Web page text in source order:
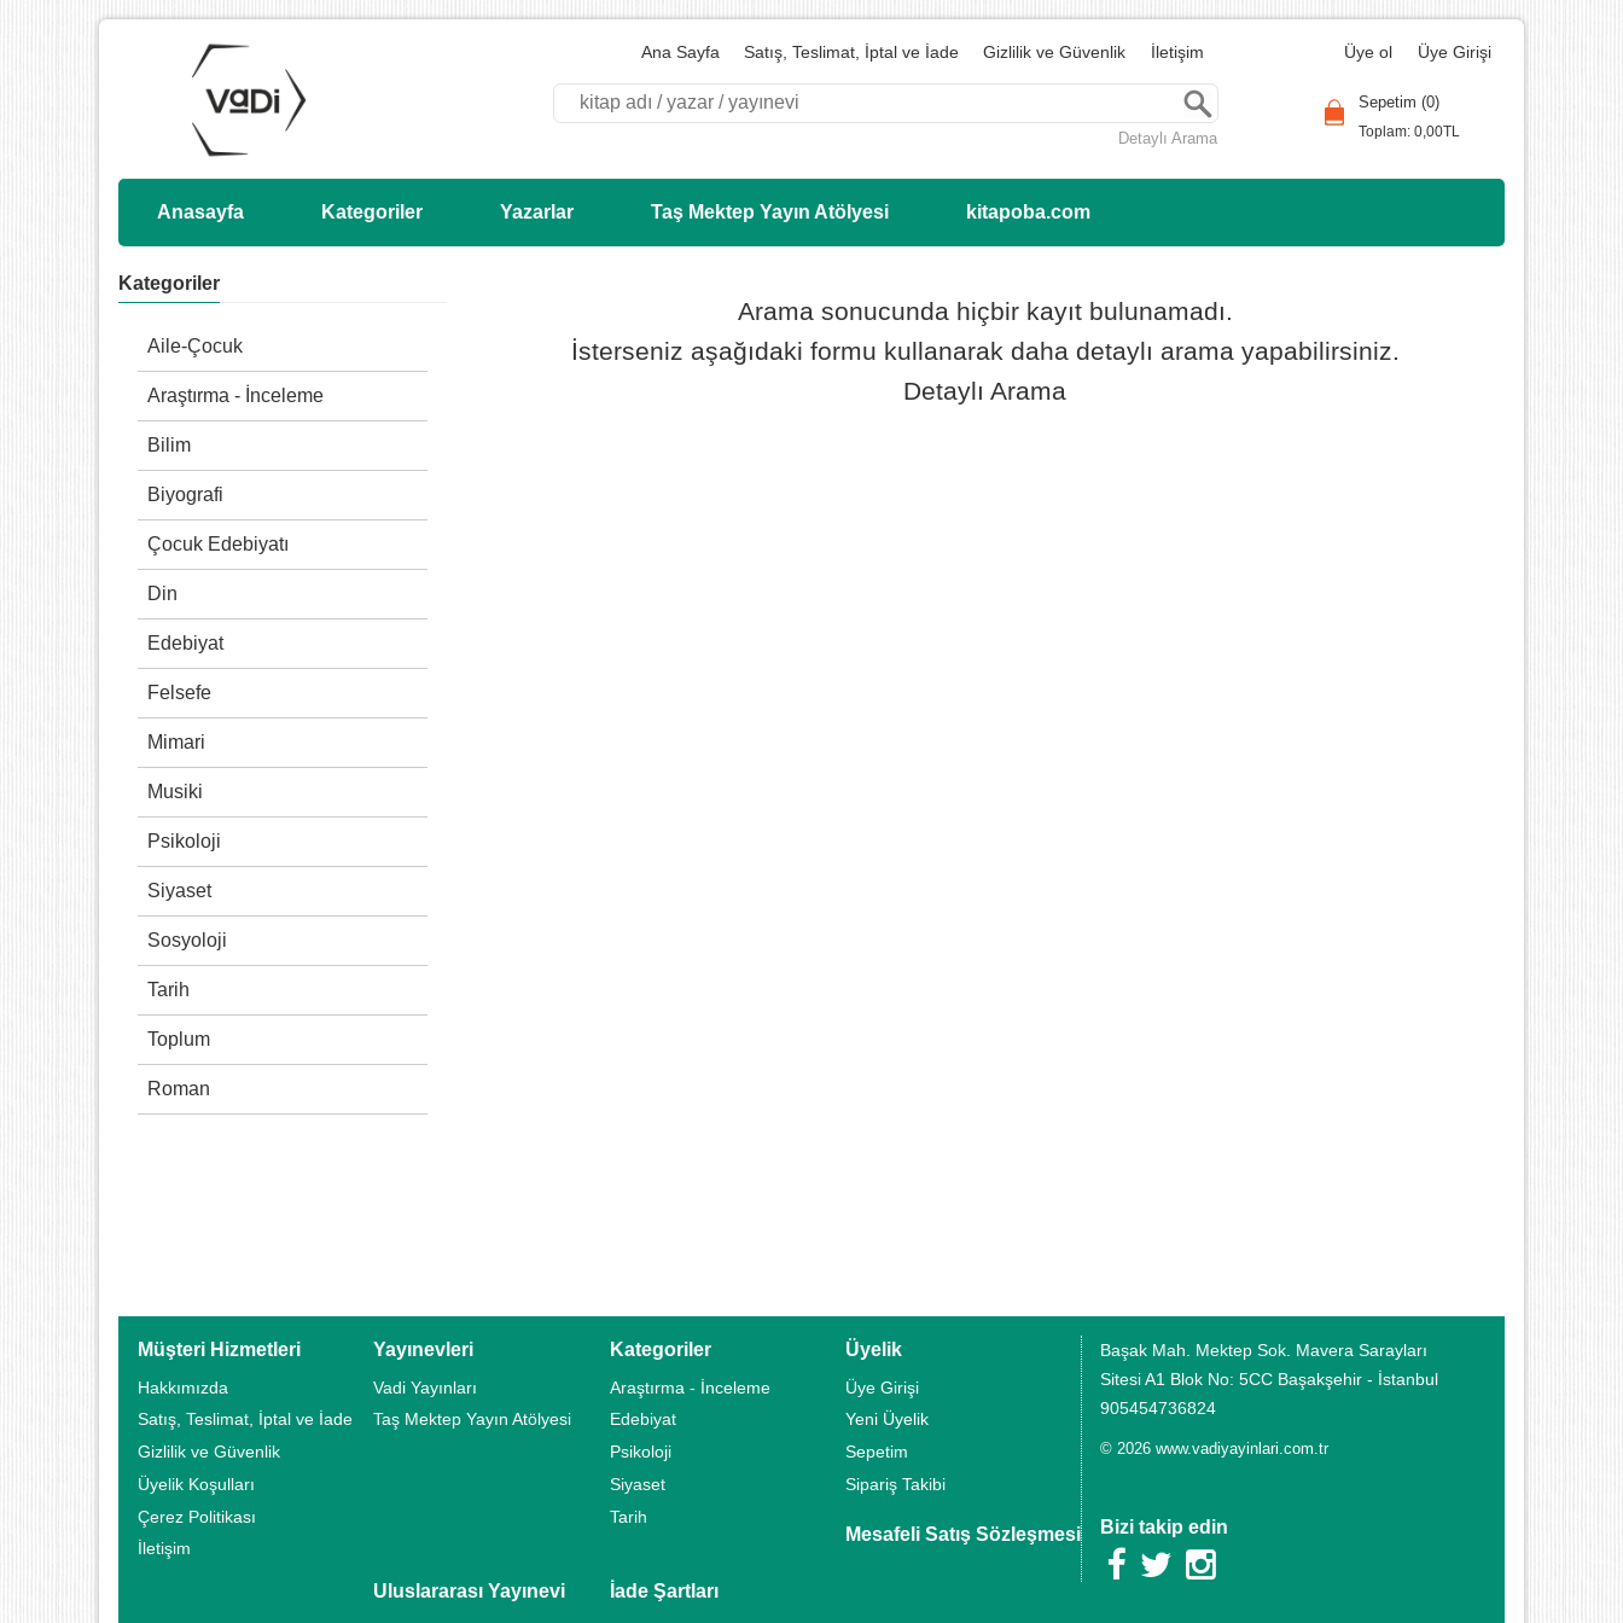
Ana Sayfa Satış, Teslimat, İptal ve İade Gizlilik ve Güvenlik İletişim
Vadi’ye Dair
Üye ol Üye Girişi
Detaylı Arama
Sepetim (0)
Toplam:0 ,00TL
Anasayfa Kategoriler Yazarlar Taş Mektep Yayın Atölyesi kitapoba.com
Kategoriler
Aile-Çocuk
Araştırma - İnceleme
Bilim
Biyografi
Çocuk Edebiyatı
Din
Edebiyat
Felsefe
Mimari
Musiki
Psikoloji
Siyaset
Sosyoloji
Tarih
Toplum
Roman
Arama sonucunda hiçbir kayıt bulunamadı.
İsterseniz aşağıdaki formu kullanarak daha detaylı arama yapabilirsiniz.
Detaylı Arama
Müşteri Hizmetleri
Hakkımızda
Satış, Teslimat, İptal ve İade
Gizlilik ve Güvenlik
Üyelik Koşulları
Çerez Politikası
İletişim
Yayınevleri
Vadi Yayınları
Taş Mektep Yayın Atölyesi
Kategoriler
Araştırma - İnceleme
Edebiyat
Psikoloji
Siyaset
Tarih
Üyelik
Üye Girişi
Yeni Üyelik
Sepetim
Sipariş Takibi
Mesafeli Satış Sözleşmesi
Uluslararası Yayınevi İade Şartları
Başak Mah. Mektep Sok. Mavera Sarayları
Sitesi A1 Blok No: 5CC Başakşehir - İstanbul
905454736824
© 2026 www.vadiyayinlari.com.tr
Bizi takip edin